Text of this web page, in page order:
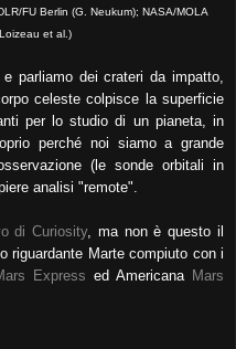
FU Berlin (G. Neukum); NASA/MOLA
et al.)
parliamo dei crateri da impatto,
celeste colpisce la superficie
per lo studio di un pianeta, in
perché noi siamo a grande
(le sonde orbitali in
analisi "remote".
di Curiosity, ma non è questo il
riguardante Marte compiuto con i
Express ed Americana Mars